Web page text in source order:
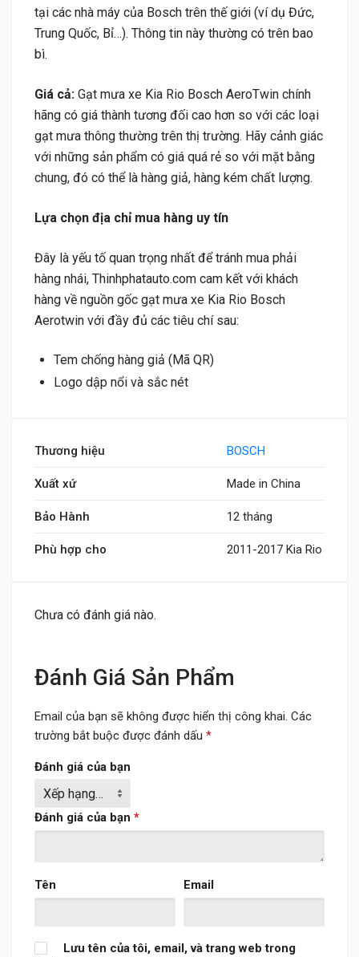
tại các nhà máy của Bosch trên thế giới (ví dụ Đức,
Trung Quốc, Bỉ…). Thông tin này thường có trên bao
bì.
Giá cả: Gạt mưa xe Kia Rio Bosch AeroTwin chính
hãng có giá thành tương đối cao hơn so với các loại
gạt mưa thông thường trên thị trường. Hãy cảnh giác
với những sản phẩm có giá quá rẻ so với mặt bằng
chung, đó có thể là hàng giả, hàng kém chất lượng.
Lựa chọn địa chỉ mua hàng uy tín
Đây là yếu tố quan trọng nhất để tránh mua phải
hàng nhái, Thinhphatauto.com cam kết với khách
hàng về nguồn gốc gạt mưa xe Kia Rio Bosch
Aerotwin với đầy đủ các tiêu chí sau:
Tem chống hàng giả (Mã QR)
Logo dập nổi và sắc nét
Thương hiệu BOSCH
Xuất xứ Made in China
Bảo Hành 12 tháng
Phù hợp cho 2011-2017 Kia Rio
Chưa có đánh giá nào.
Đánh Giá Sản Phẩm
Email của bạn sẽ không được hiển thị công khai. Các
trường bắt buộc được đánh dấu *
Đánh giá của bạn
Đánh giá của bạn *
Tên Email
Lưu tên của tôi, email, và trang web trong